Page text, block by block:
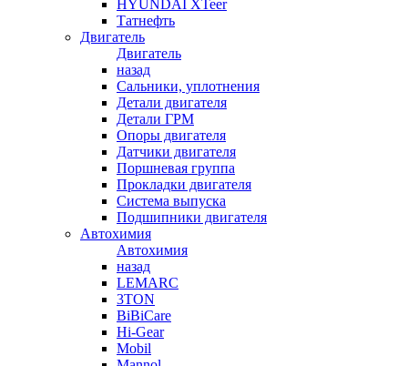
HYUNDAI XTeer
Татнефть
Двигатель
Двигатель
назад
Сальники, уплотнения
Детали двигателя
Детали ГРМ
Опоры двигателя
Датчики двигателя
Поршневая группа
Прокладки двигателя
Система выпуска
Подшипники двигателя
Автохимия
Автохимия
назад
LEMARC
3TON
BiBiCare
Hi-Gear
Mobil